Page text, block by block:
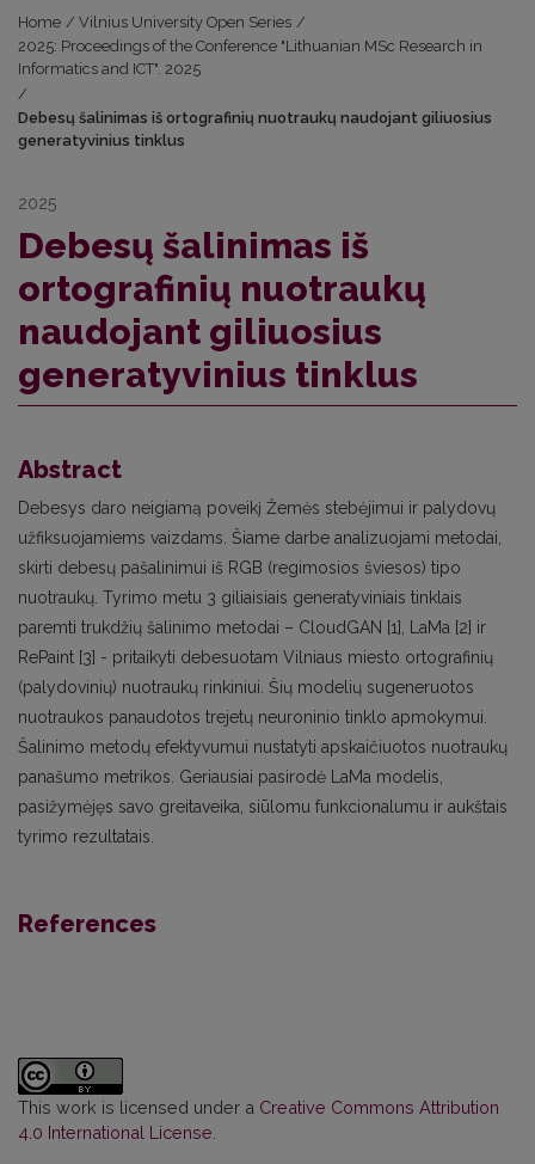
Home / Vilnius University Open Series /
2025: Proceedings of the Conference "Lithuanian MSc Research in
Informatics and ICT". 2025
/
Debesų šalinimas iš ortografinių nuotraukų naudojant giliuosius
generatyvinius tinklus
2025
Debesų šalinimas iš
ortografinių nuotraukų
naudojant giliuosius
generatyvinius tinklus
Abstract
Debesys daro neigiamą poveikį Žemės stebėjimui ir palydovų
užfiksuojamiems vaizdams. Šiame darbe analizuojami metodai,
skirti debesų pašalinimui iš RGB (regimosios šviesos) tipo
nuotraukų. Tyrimo metu 3 giliaisiais generatyviniais tinklais
paremti trukdžių šalinimo metodai – CloudGAN [1], LaMa [2] ir
RePaint [3] - pritaikyti debesuotam Vilniaus miesto ortografinių
(palydovinių) nuotraukų rinkiniui. Šių modelių sugeneruotos
nuotraukos panaudotos trejetų neuroninio tinklo apmokymui.
Šalinimo metodų efektyvumui nustatyti apskaičiuotos nuotraukų
panašumo metrikos. Geriausiai pasirodė LaMa modelis,
pasižymėjęs savo greitaveika, siūlomu funkcionalumu ir aukštais
tyrimo rezultatais.
References
This work is licensed under a Creative Commons Attribution
4.0 International License.